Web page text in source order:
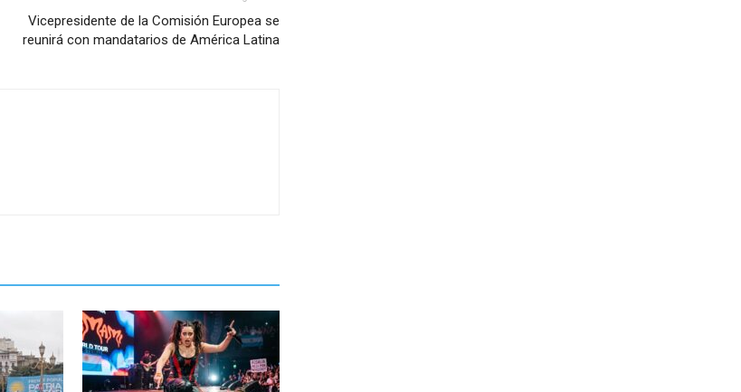
Vicepresidente de la Comisión Europea se
reunirá con mandatarios de América Latina